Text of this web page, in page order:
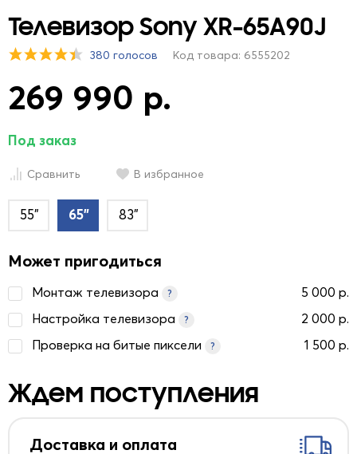
Телевизор Sony XR-65A90J
380 голосов Код товара: 6555202
269 990 р.
Под заказ
Сравнить В избранное
55" 65" 83"
Может пригодиться
Монтаж телевизора ?
5 000 р.
Настройка телевизора
?
2 000 р.
Проверка на битые пиксели
? 1 500 р.
Ждем поступления
Доставка и оплата